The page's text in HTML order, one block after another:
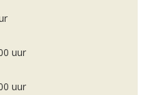
uur
uur